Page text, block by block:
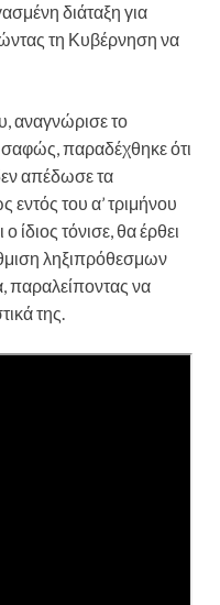
διάταξη για
τη Κυβέρνηση να
αναγνώρισε το
παραδέχθηκε ότι
απέδωσε τα
του α’ τριμήνου
τόνισε, θα έρθει
ληξιπρόθεσμων
παραλείποντας να
της.